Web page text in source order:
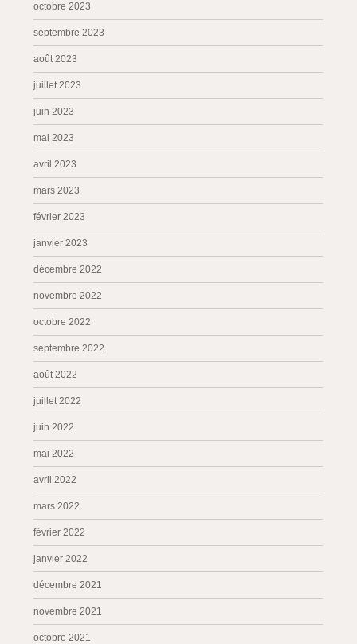
octobre 2023
septembre 2023
août 2023
juillet 2023
juin 2023
mai 2023
avril 2023
mars 2023
février 2023
janvier 2023
décembre 2022
novembre 2022
octobre 2022
septembre 2022
août 2022
juillet 2022
juin 2022
mai 2022
avril 2022
mars 2022
février 2022
janvier 2022
décembre 2021
novembre 2021
octobre 2021